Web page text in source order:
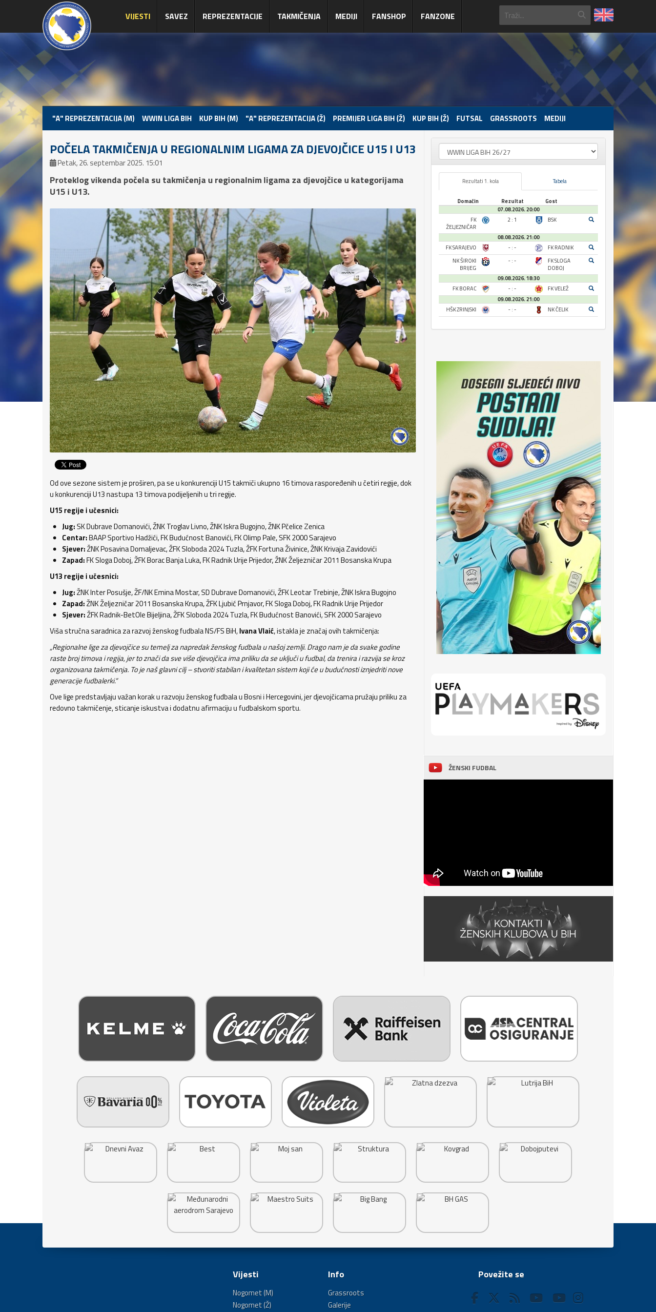
VIJESTI SAVEZ REPREZENTACIJE TAKMIČENJA MEDIJI FANSHOP FANZONE
"A" REPREZENTACIJA (M) WWIN LIGA BIH KUP BIH (M) "A" REPREZENTACIJA (Ž) PREMIJER LIGA BIH (Ž) KUP BIH (Ž) FUTSAL GRASSROOTS MEDIJI
POČELA TAKMIČENJA U REGIONALNIM LIGAMA ZA DJEVOJČICE U15 I U13
Petak, 26. septembar 2025. 15:01
Proteklog vikenda počela su takmičenja u regionalnim ligama za djevojčice u kategorijama
U15 i U13.
Od ove sezone sistem je proširen, pa se u konkurenciji U15 takmiči ukupno 16 timova raspoređenih u četiri regije, dok
u konkurenciji U13 nastupa 13 timova podijeljenih u tri regije.
U15 regije i učesnici:
Jug:SK Dubrave Domanovići, ŽNK Troglav Livno, ŽNK Iskra Bugojno, ŽNK Pčelice Zenica
Centar:BAAP Sportivo Hadžići, FK Budućnost Banovići, FK Olimp Pale, SFK 2000 Sarajevo
Sjever:ŽNK Posavina Domaljevac, ŽFK Sloboda 2024 Tuzla, ŽFK Fortuna Živinice, ŽNK Krivaja Zavidovići
Zapad:FK Sloga Doboj, ŽFK Borac Banja Luka, FK Radnik Urije Prijedor, ŽNK Željezničar 2011 Bosanska Krupa
U13 regije i učesnici:
Jug:ŽNK Inter Posušje, ŽF/NK Emina Mostar, SD Dubrave Domanovići, ŽFK Leotar Trebinje, ŽNK Iskra Bugojno
Zapad:ŽNK Željezničar 2011 Bosanska Krupa, ŽFK Ljubić Prnjavor, FK Sloga Doboj, FK Radnik Urije Prijedor
Sjever:ŽFK Radnik-BetOle Bijeljina, ŽFK Sloboda 2024 Tuzla, FK Budućnost Banovići, SFK 2000 Sarajevo
Viša stručna saradnica za razvoj ženskog fudbala NS/FS BiH,Ivana Vlaić, istakla je značaj ovih takmičenja:
„Regionalne lige za djevojčice su temelj za napredak ženskog fudbala u našoj zemlji. Drago nam je da svake godine
raste broj timova i regija, jer to znači da sve više djevojčica ima priliku da se uključi u fudbal, da trenira i razvija se kroz
organizovana takmičenja. To je naš glavni cilj – stvoriti stabilan i kvalitetan sistem koji će u budućnosti iznjedriti nove
generacije fudbalerki.“
Ove lige predstavljaju važan korak u razvoju ženskog fudbala u Bosni i Hercegovini, jer djevojčicama pružaju priliku za
redovno takmičenje, sticanje iskustva i dodatnu afirmaciju u fudbalskom sportu.
Rezultati 1. kola Tabela
Domaćin Rezultat
Gost
07.08.2026. 20:00
FK
ŽELJEZNIČAR
2 : 1 BSK
08.08.2026. 21:00
FK SARAJEVO
- : -
FK RADNIK
NK ŠIROKI
BRIJEG
- : -
FK SLOGA
DOBOJ
09.08.2026. 18:30
FK BORAC
- : -
FK VELEŽ
09.08.2026. 21:00
HŠK ZRINJSKI
- : - NK ČELIK
ŽENSKI FUDBAL
Vijesti
Nogomet (M)
Nogomet (Ž)
Info
Grassroots
Galerije
Povežite se